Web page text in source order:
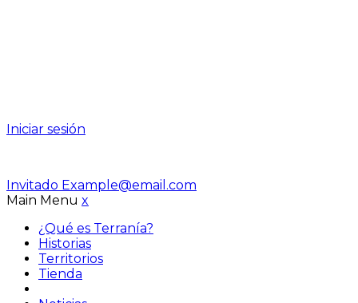
Iniciar sesión
Invitado Example@email.com
Main Menu x
¿Qué es Terranía?
Historias
Territorios
Tienda